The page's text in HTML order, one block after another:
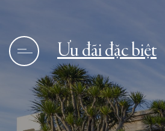
Ưu đãi đặc biệt